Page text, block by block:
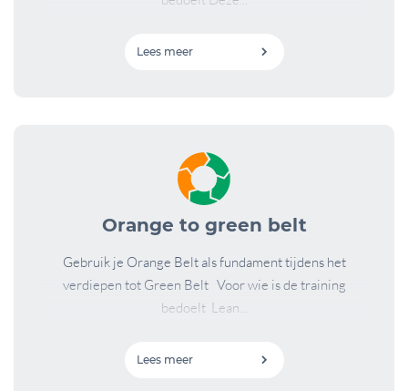
Lees meer
Orange to green belt
Gebruik je Orange Belt als fundament tijdens het
verdiepen tot Green Belt Voor wie is de training
bedoelt Lean...
Lees meer